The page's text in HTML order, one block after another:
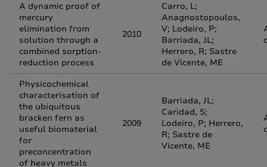
A dynamic proof of
mercury
elimination from
solution through a
combined sorption-
reduction process
2010
Carro, L;
Anagnostopoulos,
V; Lodeiro, P;
Barriada, JL;
Herrero, R; Sastre
de Vicente, ME
Physicochemical
characterisation of
the ubiquitous
bracken fern as
useful biomaterial
for
preconcentration
of heavy metals
2009
Barriada, JL;
Caridad, S;
Lodeiro, P; Herrero,
R; Sastre de
Vicente, ME